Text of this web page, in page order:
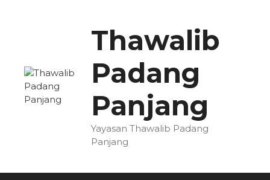
Thawalib
Padang
Panjang
Yayasan Thawalib Padang
Panjang